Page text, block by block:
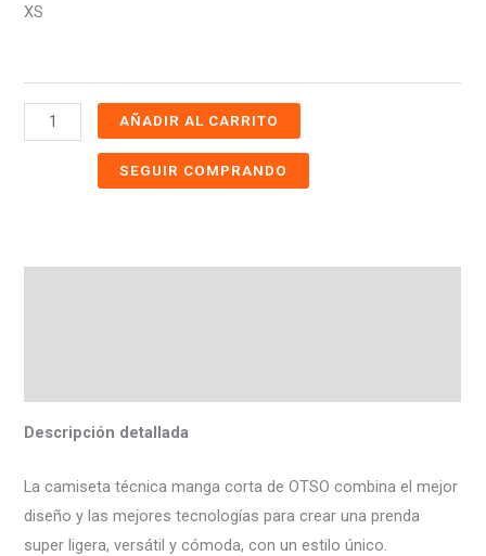
XS
AÑADIR AL CARRITO
SEGUIR COMPRANDO
Descripción detallada
La camiseta técnica manga corta de OTSO combina el mejor
diseño y las mejores tecnologías para crear una prenda
super ligera, versátil y cómoda, con un estilo único.